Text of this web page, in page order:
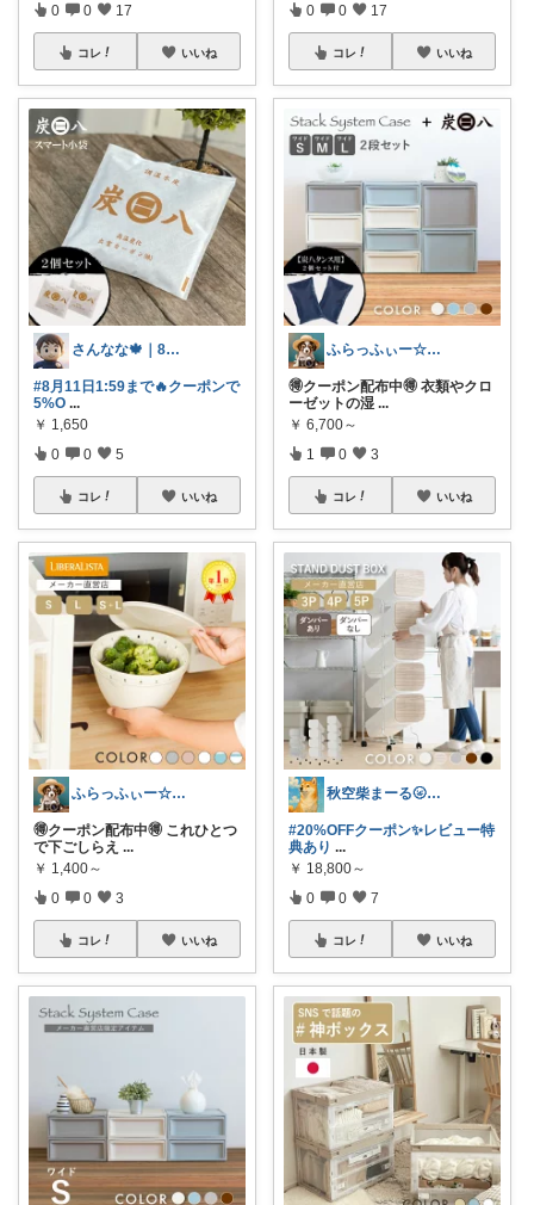
0 0 17
コレ いいね
さんなな🍁｜8月朝コレチャレンジ🌞
#8月11日1:59まで🔥クーポンで
5%O ...
￥ 1,650
0 0 5
コレ いいね
ふらっふぃー☆ナチュラルな暮らし☆
🉐クーポン配布中🉐 これひとつ
で下ごしらえ ...
￥ 1,400～
0 0 3
コレ いいね
0 0 17
コレ いいね
ふらっふぃー☆ナチュラルな暮らし☆
🉐クーポン配布中🉐 衣類やクロ
ーゼットの湿 ...
￥ 6,700～
1 0 3
コレ いいね
秋空柴まーる🌝優しい暮らしアイテム🐾
#20%OFFクーポン✨️レビュー特
典あり ...
￥ 18,800～
0 0 7
コレ いいね